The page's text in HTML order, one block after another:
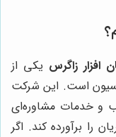
افزار زاگرس یکی از
است. این شرکت
و خدمات مشاوره‌ای
را برآورده کند. اگر